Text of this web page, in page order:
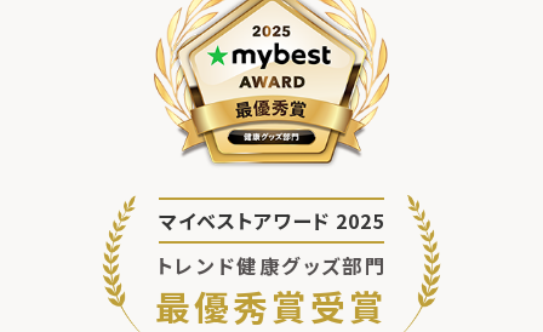
マイベストアワード 2025
トレンド健康グッズ部門
最優秀賞受賞